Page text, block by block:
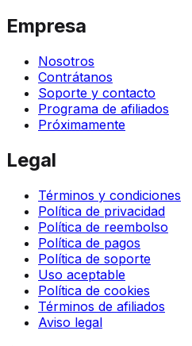
Empresa
Nosotros
Contrátanos
Soporte y contacto
Programa de afiliados
Próximamente
Legal
Términos y condiciones
Política de privacidad
Política de reembolso
Política de pagos
Política de soporte
Uso aceptable
Política de cookies
Términos de afiliados
Aviso legal